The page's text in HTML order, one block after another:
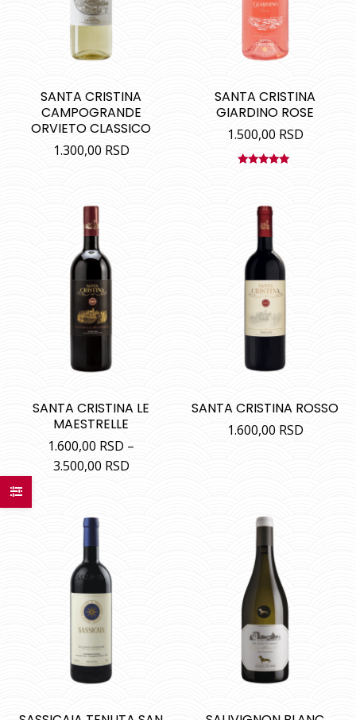
SANTA CRISTINA
CAMPOGRANDE
ORVIETO CLASSICO
1.300,00 RSD
SANTA CRISTINA
GIARDINO ROSE
1.500,00 RSD
SANTA CRISTINA LE
MAESTRELLE
1.600,00 RSD –
3.500,00 RSD
SANTA CRISTINA ROSSO
1.600,00 RSD